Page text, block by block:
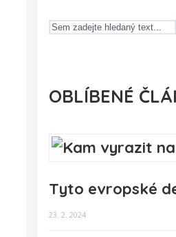
OBLÍBENÉ
Tyto evropské
23. 2. 2024